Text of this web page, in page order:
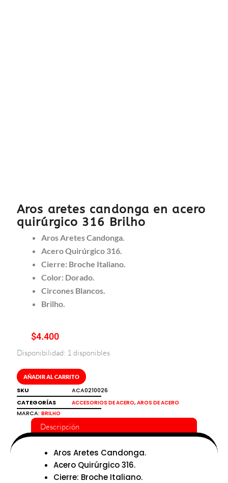
Aros aretes candonga en acero
quirúrgico 316 Brilho
Aros Aretes Candonga.
Acero Quirúrgico 316.
Cierre: Broche Italiano.
Color: Dorado.
Circones Blancos.
Brilho.
$4.400
Disponibilidad: 1 disponibles
Aros
candonga
en
acero
quirúrgico
316
cantidad
AÑADIR AL CARRITO
SKU
ACA0210026
CATEGORÍAS
ACCESORIOS DE ACERO, AROS DE ACERO
MARCA: BRILHO
Descripción
Aros Aretes Candonga.
Acero Quirúrgico 316.
Cierre: Broche Italiano.